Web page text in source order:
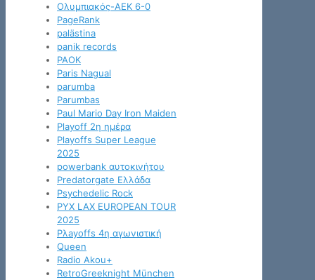
Oλυμπιακός-ΑΕΚ 6-0
PageRank
palästina
panik records
PAOK
Paris Nagual
parumba
Parumbas
Paul Mario Day Iron Maiden
Playoff 2η ημέρα
Playoffs Super League
2025
powerbank αυτοκινήτου
Predatorgate Ελλάδα
Psychedelic Rock
PYX LAX EUROPEAN TOUR
2025
Pλayoffs 4η αγωνιστική
Queen
Radio Akou+
RetroGreeknight München